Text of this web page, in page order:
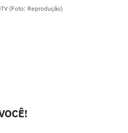
(Foto: Reprodução)